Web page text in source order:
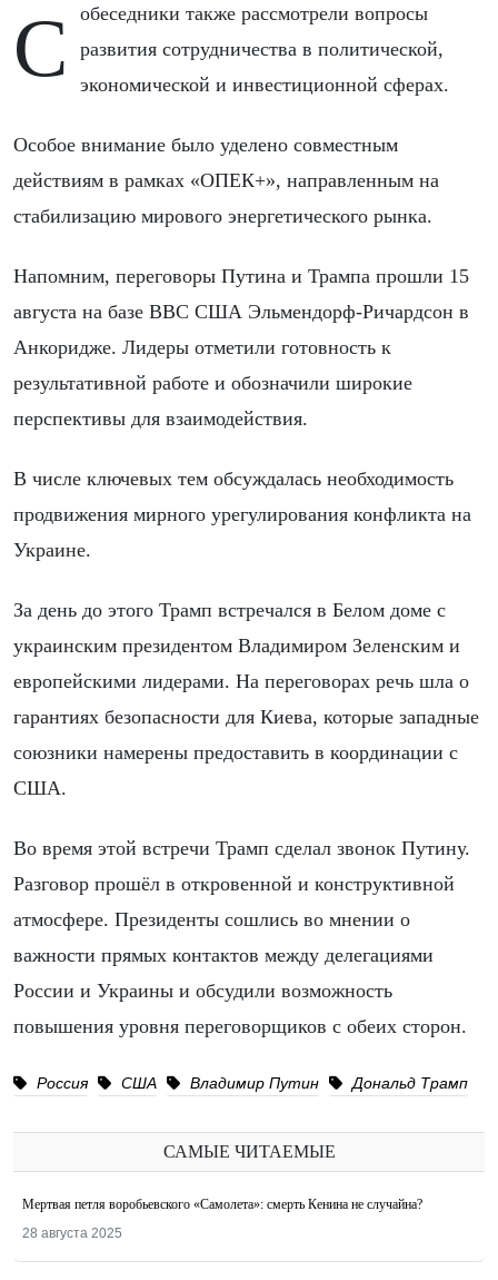
Собеседники также рассмотрели вопросы
развития сотрудничества в политической,
экономической и инвестиционной сферах.
Особое внимание было уделено совместным
действиям в рамках «ОПЕК+», направленным на
стабилизацию мирового энергетического рынка.
Напомним, переговоры Путина и Трампа прошли 15
августа на базе ВВС США Эльмендорф-Ричардсон в
Анкоридже. Лидеры отметили готовность к
результативной работе и обозначили широкие
перспективы для взаимодействия.
В числе ключевых тем обсуждалась необходимость
продвижения мирного урегулирования конфликта на
Украине.
За день до этого Трамп встречался в Белом доме с
украинским президентом Владимиром Зеленским и
европейскими лидерами. На переговорах речь шла о
гарантиях безопасности для Киева, которые западные
союзники намерены предоставить в координации с
США.
Во время этой встречи Трамп сделал звонок Путину.
Разговор прошёл в откровенной и конструктивной
атмосфере. Президенты сошлись во мнении о
важности прямых контактов между делегациями
России и Украины и обсудили возможность
повышения уровня переговорщиков с обеих сторон.
Россия США Владимир Путин Дональд Трамп
САМЫЕ ЧИТАЕМЫЕ
Мертвая петля воробьевского «Самолета»: смерть Кенина не случайна?
28 августа 2025